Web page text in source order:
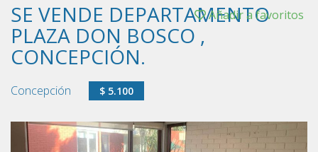
SE VENDE DEPARTAMENTO
PLAZA DON BOSCO ,
CONCEPCIÓN.
Añadir a favoritos
Concepción $ 5.100